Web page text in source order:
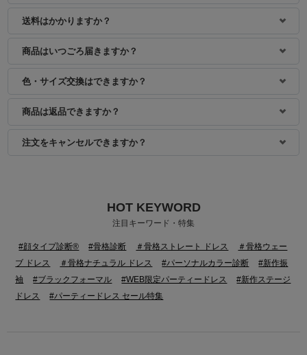
身長：155cm
送料はかかりますか？
商品はいつごろ届きますか？
色・サイズ交換はできますか？
商品は返品できますか？
注文をキャンセルできますか？
HOT KEYWORD
注目キーワード・特集
#顔タイプ診断® #骨格診断 ＃骨格ストレート ドレス
＃骨格ウェー
ブ ドレス
＃骨格ナチュラル ドレス #パーソナルカラー診断
#新作振
袖
#ブラックフォーマル #WEB限定パーティードレス
#新作ステージ
ドレス
#パーティードレス セール特集